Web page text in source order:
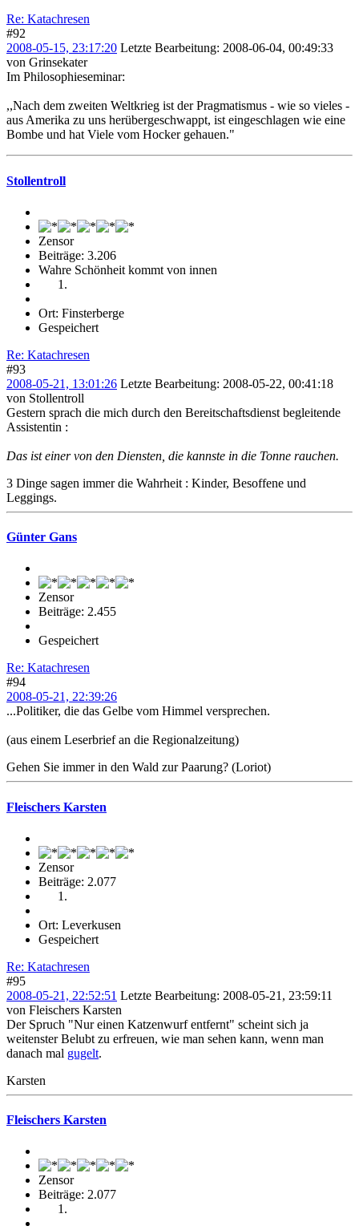
Re: Katachresen
#92
2008-05-15, 23:17:20 Letzte Bearbeitung: 2008-06-04, 00:49:33
von Grinsekater
Im Philosophieseminar:
,,Nach dem zweiten Weltkrieg ist der Pragmatismus - wie so vieles -
aus Amerika zu uns herübergeschwappt, ist eingeschlagen wie eine
Bombe und hat Viele vom Hocker gehauen."
Stollentroll
Zensor
Beiträge: 3.206
Wahre Schönheit kommt von innen
Ort: Finsterberge
Gespeichert
Re: Katachresen
#93
2008-05-21, 13:01:26 Letzte Bearbeitung: 2008-05-22, 00:41:18
von Stollentroll
Gestern sprach die mich durch den Bereitschaftsdienst begleitende
Assistentin :
Das ist einer von den Diensten, die kannste in die Tonne rauchen.
3 Dinge sagen immer die Wahrheit : Kinder, Besoffene und
Leggings.
Günter Gans
Zensor
Beiträge: 2.455
Gespeichert
Re: Katachresen
#94
2008-05-21, 22:39:26
...Politiker, die das Gelbe vom Himmel versprechen.
(aus einem Leserbrief an die Regionalzeitung)
Gehen Sie immer in den Wald zur Paarung? (Loriot)
Fleischers Karsten
Zensor
Beiträge: 2.077
Ort: Leverkusen
Gespeichert
Re: Katachresen
#95
2008-05-21, 22:52:51 Letzte Bearbeitung: 2008-05-21, 23:59:11
von Fleischers Karsten
Der Spruch "Nur einen Katzenwurf entfernt" scheint sich ja
weitenster Belubt zu erfreuen, wie man sehen kann, wenn man
danach mal gugelt.
Karsten
Fleischers Karsten
Zensor
Beiträge: 2.077